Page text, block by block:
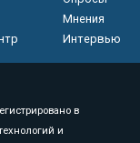
Мнения
Интервью
в
и